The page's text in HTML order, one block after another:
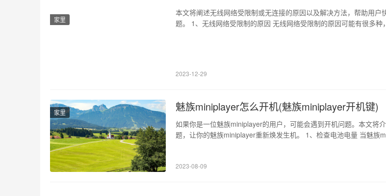
家里
本文将阐述无线网络受限制或无连接的原因以及解决方法，帮助用户
题。 1、无线网络受限制的原因 无线网络受限制的原因可能有很多种
2023-12-29
家里 魅族miniplayer怎么开机(魅族miniplayer开机键)
如果你是一位魅族miniplayer的用户，可能会遇到开机问题。本文将
题，让你的魅族miniplayer重新焕发生机。 1、检查电池电量 当魅族
2023-08-09